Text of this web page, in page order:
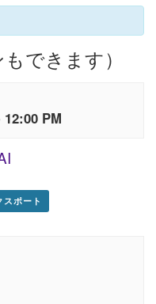
できます）
12:00 PM
ポート